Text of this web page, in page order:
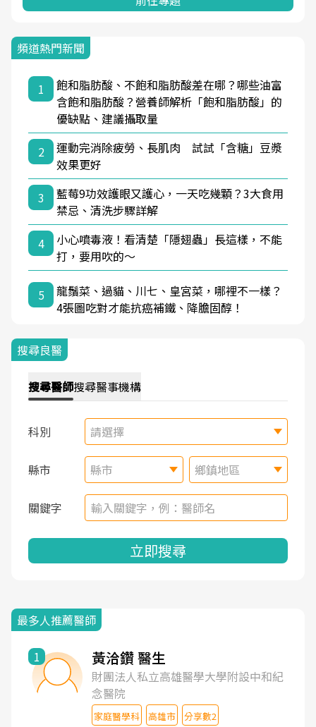
頻道熱門新聞
1
飽和脂肪酸、不飽和脂肪酸差在哪？哪些油富
含飽和脂肪酸？營養師解析「飽和脂肪酸」的
優缺點、建議攝取量
2
運動完消除疲勞、長肌肉 試試「含糖」豆漿
效果更好
3
藍莓9功效護眼又護心，一天吃幾顆？3大食用
禁忌、清洗步驟詳解
4
小心噴毒液！看清楚「隱翅蟲」長這樣，不能
打，要用吹的～
5
龍鬚菜、過貓、川七、皇宮菜，哪裡不一樣？
4張圖吃對才能抗癌補鐵、降膽固醇！
搜尋良醫
搜尋醫師搜尋醫事機構
科別 請選擇
縣市 縣市 鄉鎮地區
關鍵字
立即搜尋
最多人推薦醫師
1 黃洽鑽 醫生
財團法人私立高雄醫學大學附設中和紀
念醫院
家庭醫學科 高雄市 分享數2